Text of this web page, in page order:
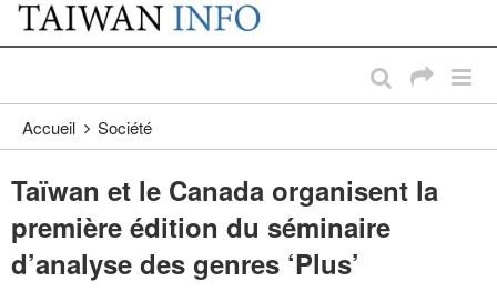
Passer au contenu principal
:::
Accueil Société
Taïwan et le Canada organisent la
première édition du séminaire
d’analyse des genres ‘Plus’